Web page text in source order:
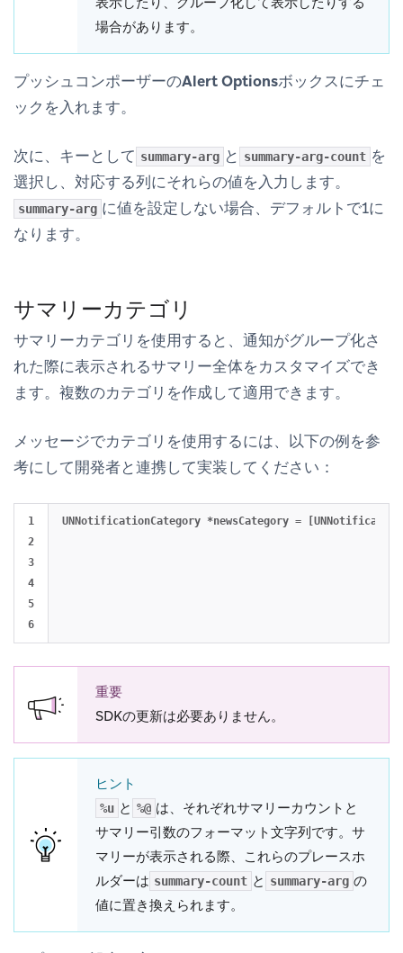
場合があります。
プッシュコンポーザーのAlert Optionsボックスにチェ
ックを入れます。
次に、キーとして summary-arg と summary-arg-count を
選択し、対応する列にそれらの値を入力します。
summary-arg に値を設定しない場合、デフォルトで1に
なります。
サマリーカテゴリ
サマリーカテゴリを使用すると、通知がグループ化さ
れた際に表示されるサマリー全体をカスタマイズでき
ます。複数のカテゴリを作成して適用できます。
メッセージでカテゴリを使用するには、以下の例を参
考にして開発者と連携して実装してください：
1
2
3
4
5
UNNotificationCategory *newsCategory =
重要
SDKの更新は必要ありません。
ヒント
%u と %@ は、それぞれサマリーカウントと
サマリー引数のフォーマット文字列です。サ
マリーが表示される際、これらのプレースホ
ルダーは summary-count と summary-arg の
値に置き換えられます。